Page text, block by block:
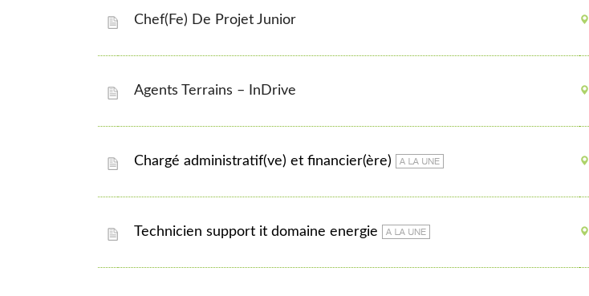
Chef(fe) De Projet Junior
Agents Terrains – InDrive
chargé administratif(ve) et financier(ère)
technicien support it domaine energie